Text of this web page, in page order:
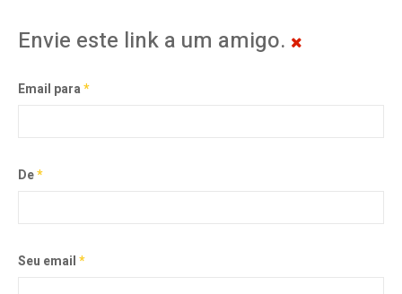
Envie este link a um amigo.
Email para*
De*
Seu email*